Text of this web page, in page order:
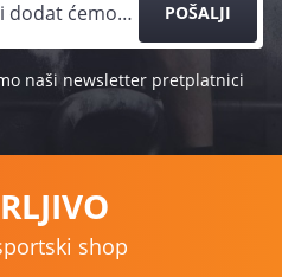
POŠALJI
naši newsletter pretplatnici
shop